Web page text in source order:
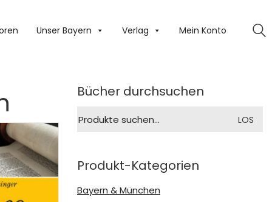
Unser Bayern Verlag Mein Konto
Bücher durchsuchen
nach:
LOS
Produkt-Kategorien
Bayern & München